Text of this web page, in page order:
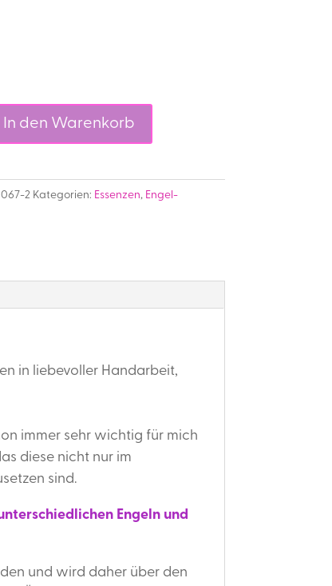
In den Warenkorb
067-2 Kategorien: Essenzen, Engel-
in liebevoller Handarbeit,
immer sehr wichtig für mich
diese nicht nur im
sind.
Engeln und
und wird daher über den